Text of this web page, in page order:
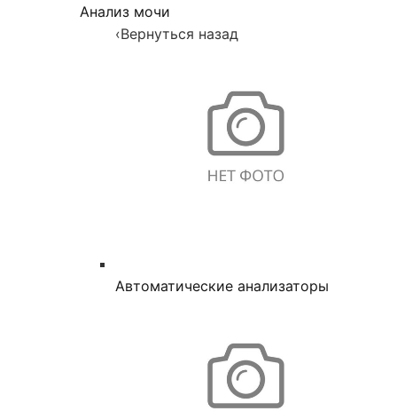
Анализ мочи
‹Вернуться назад
Автоматические анализаторы